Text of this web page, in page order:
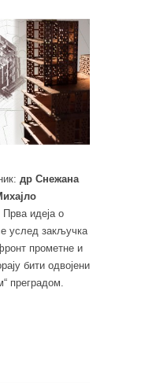
др Снежана
Прва идеја о
услед закључка
прометне и
бити одвојени
преградом.